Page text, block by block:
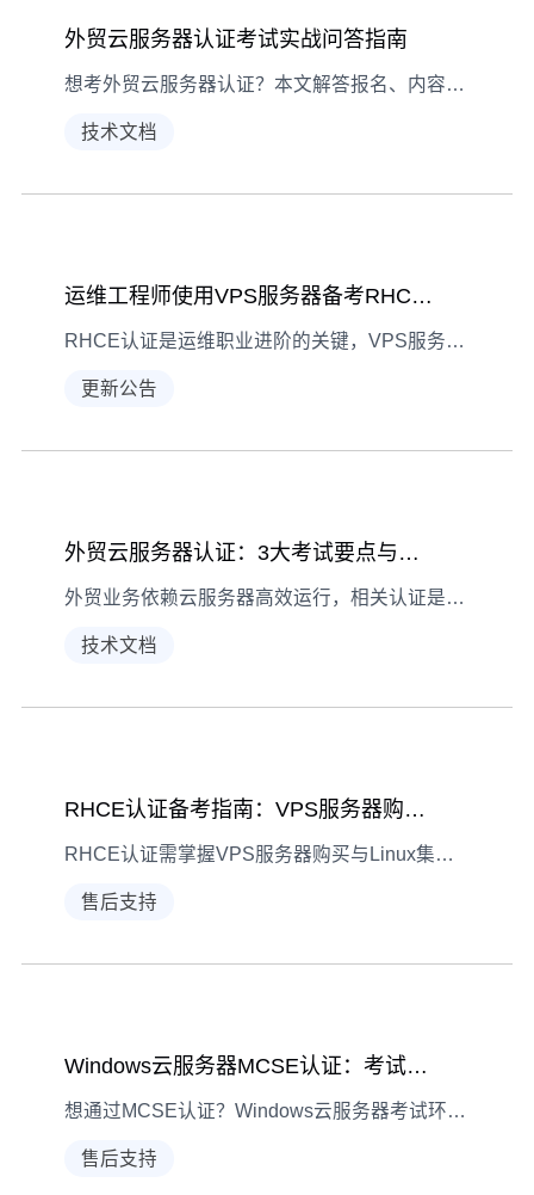
外贸云服务器认证考试实战问答指南
想考外贸云服务器认证？本文解答报名、内容、备考等常见问题，结合真实考生经验，助你高效通关。
技术文档
运维工程师使用VPS服务器备考RHCE认证指南
RHCE认证是运维职业进阶的关键，VPS服务器凭借灵活环境模拟能力成为备考利器。本文详解VPS选择、环境搭建及实战学习技巧，助你高效通过认证。
更新公告
外贸云服务器认证：3大考试要点与实战解析
外贸业务依赖云服务器高效运行，相关认证是职业进阶的关键。本文拆解3大考试核心要点，结合实战案例解析，助你掌握备考关键。
技术文档
RHCE认证备考指南：VPS服务器购买与集群搭建实操
RHCE认证需掌握VPS服务器购买与Linux集群搭建技能，本文结合安全案例解析选购要点，详解集群搭建步骤，助你高效备考。
售后支持
Windows云服务器MCSE认证：考试环境配置指南
想通过MCSE认证？Windows云服务器考试环境配置是关键。本文从准备到测试全流程解析，助你高效搭建合规环境，提升考试通过率。
售后支持